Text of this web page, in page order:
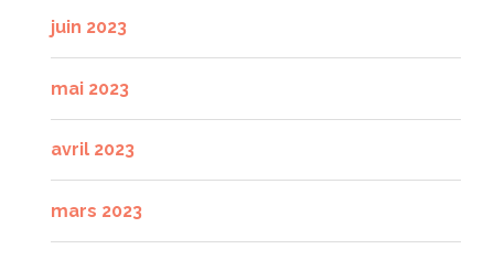
juin 2023
mai 2023
avril 2023
mars 2023